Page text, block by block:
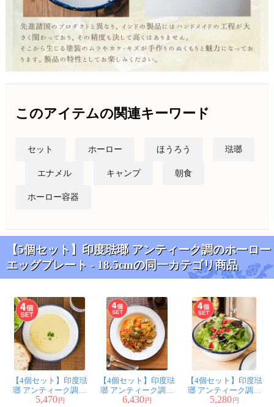
このアイテムの関連キーワード
セット ホーロー ほうろう 琺瑯
エナメル キャンプ 朝食
ホーロー容器
【5個セット】印度琺瑯 アンティーク調のホーロー
エッグプレート - 18.5cmの同一カテゴリ商品
【4個セット】印度琺
瑯 アンティーク調の
ホーロー スーププレ
5,470 円
【4個セット】印度琺
瑯 アンティーク調の
ホーロー パスタプレ
6,430 円
【4個セット】印度琺
瑯 アンティーク調の
ホーロー サラダボウ
5,280 円